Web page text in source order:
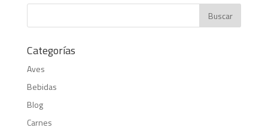
Categorías
Aves
Bebidas
Blog
Carnes